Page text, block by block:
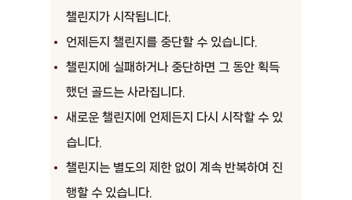
챌린지가 시작됩니다.
언제든지 챌린지를 중단할 수 있습니다.
챌린지에 실패하거나 중단하면 그 동안 획득
했던 골드는 사라집니다.
새로운 챌린지에 언제든지 다시 시작할 수 있
습니다.
챌린지는 별도의 제한 없이 계속 반복하여 진
행할 수 있습니다.